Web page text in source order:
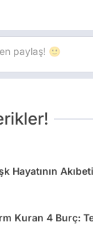
Hayatının
Kuran 4 Burç: